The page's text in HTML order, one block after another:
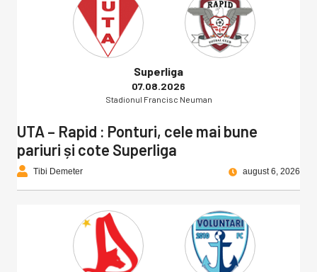
Superliga
07.08.2026
Stadionul Francisc Neuman
UTA – Rapid : Ponturi, cele mai bune
pariuri și cote Superliga
Tibi Demeter august 6, 2026